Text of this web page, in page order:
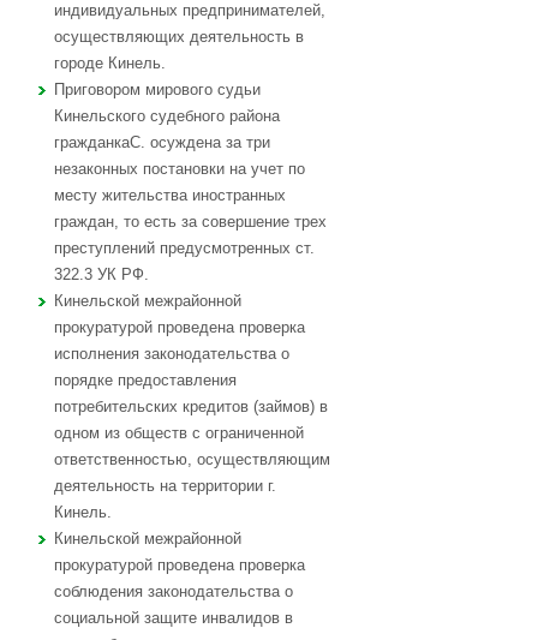
индивидуальных предпринимателей,
осуществляющих деятельность в
городе Кинель.
Приговором мирового судьи
Кинельского судебного района
гражданкаС. осуждена за три
незаконных постановки на учет по
месту жительства иностранных
граждан, то есть за совершение трех
преступлений предусмотренных ст.
322.3 УК РФ.
Кинельской межрайонной
прокуратурой проведена проверка
исполнения законодательства о
порядке предоставления
потребительских кредитов (займов) в
одном из обществ с ограниченной
ответственностью, осуществляющим
деятельность на территории г.
Кинель.
Кинельской межрайонной
прокуратурой проведена проверка
соблюдения законодательства о
социальной защите инвалидов в